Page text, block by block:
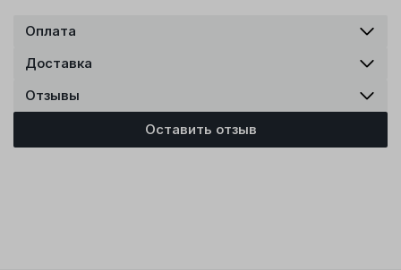
Оплата
Доставка
Отзывы
Оставить отзыв